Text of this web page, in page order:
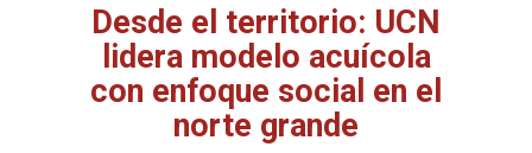
Desde el territorio: UCN
lidera modelo acuícola
con enfoque social en el
norte grande